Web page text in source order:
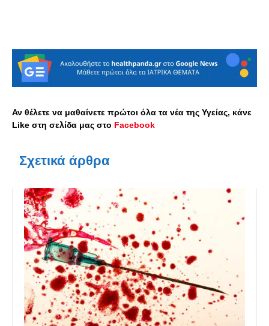
Αν θέλετε να μαθαίνετε πρώτοι όλα τα νέα της Υγείας, κάνε
Like στη σελίδα μας στο Facebook
Σχετικά άρθρα